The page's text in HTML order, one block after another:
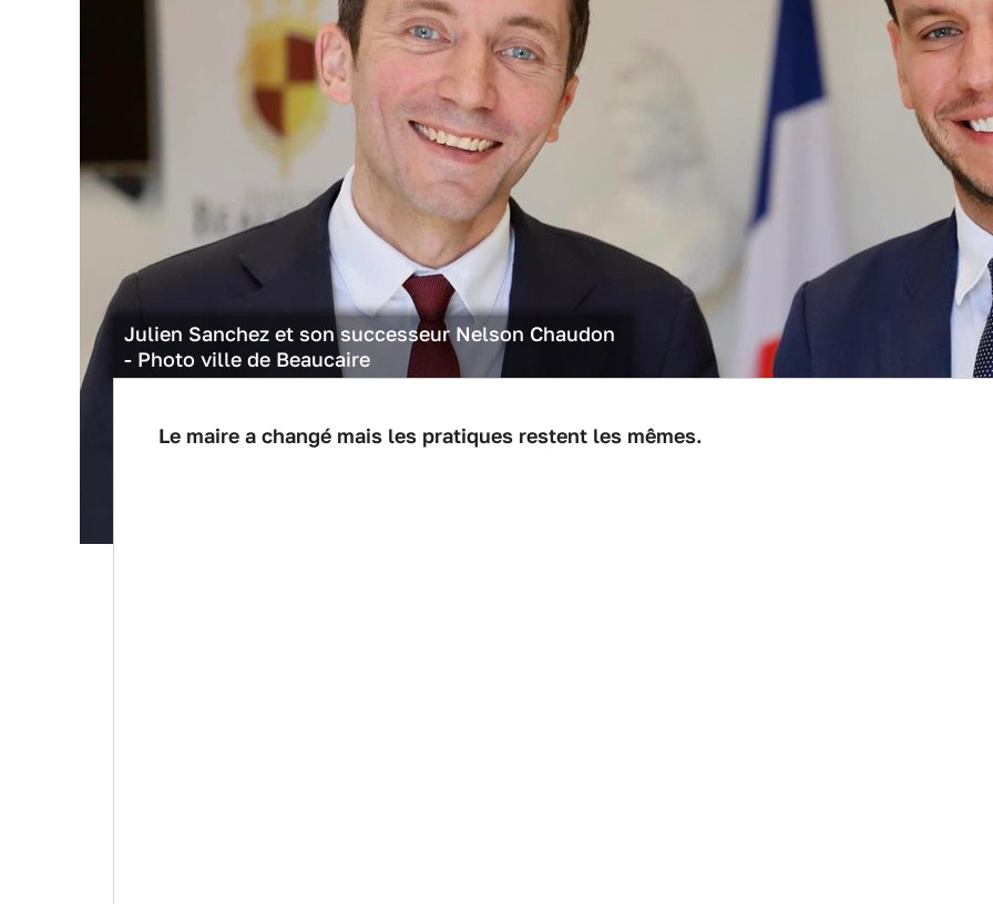
Julien Sanchez et son successeur Nelson Chaudon
- Photo ville de Beaucaire
Le maire a changé mais les pratiques restent les mêmes.